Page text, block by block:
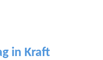
in Kraft